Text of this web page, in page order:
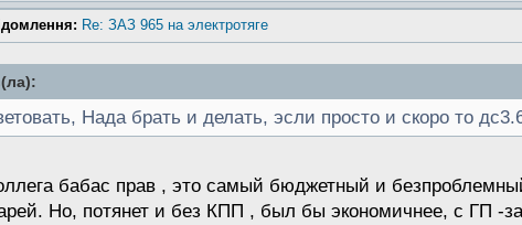
Re: ЗАЗ 965 на электротяге
Нада брать и делать, эсли просто и скоро то
бабас прав , это самый бюджетный и
Но, потянет и без КПП , был бы экономичнее, с ГП -